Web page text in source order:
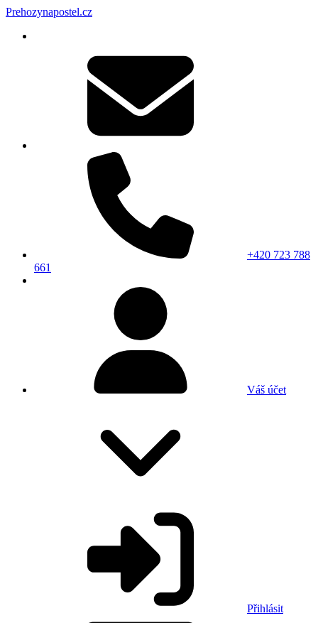
Prehozynapostel.cz
+420 723 788
661
Váš účet
Přihlásit